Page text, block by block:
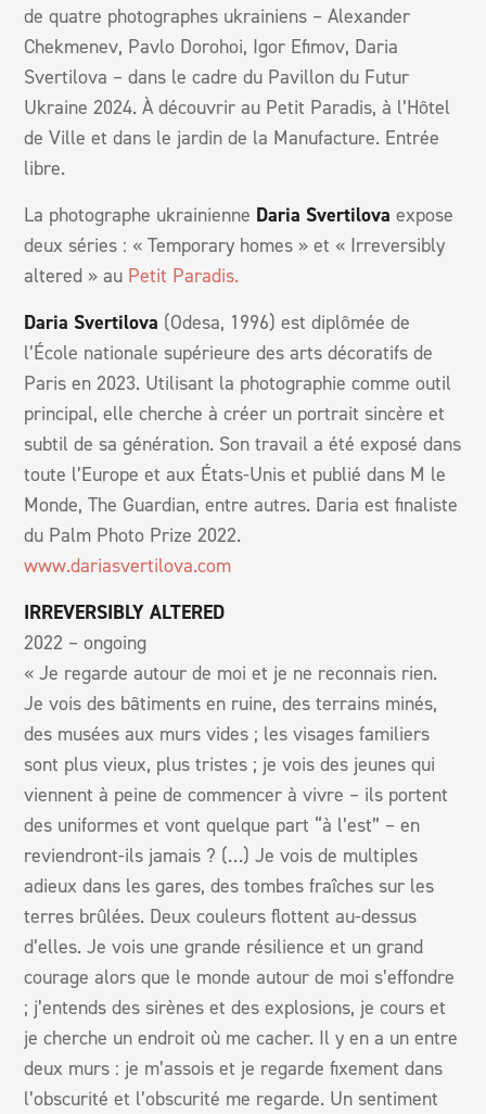
de quatre photographes ukrainiens – Alexander
Chekmenev, Pavlo Dorohoi, Igor Efimov, Daria
Svertilova – dans le cadre du Pavillon du Futur
Ukraine 2024. À découvrir au Petit Paradis, à l’Hôtel
de Ville et dans le jardin de la Manufacture. Entrée
libre.
La photographe ukrainienne Daria Svertilova expose
deux séries : « Temporary homes » et « Irreversibly
altered » au Petit Paradis.
Daria Svertilova (Odesa, 1996) est diplômée de
l’École nationale supérieure des arts décoratifs de
Paris en 2023. Utilisant la photographie comme outil
principal, elle cherche à créer un portrait sincère et
subtil de sa génération. Son travail a été exposé dans
toute l’Europe et aux États-Unis et publié dans M le
Monde, The Guardian, entre autres. Daria est finaliste
du Palm Photo Prize 2022.
www.dariasvertilova.com
IRREVERSIBLY ALTERED
2022 – ongoing
« Je regarde autour de moi et je ne reconnais rien.
Je vois des bâtiments en ruine, des terrains minés,
des musées aux murs vides ; les visages familiers
sont plus vieux, plus tristes ; je vois des jeunes qui
viennent à peine de commencer à vivre – ils portent
des uniformes et vont quelque part “à l’est” – en
reviendront-ils jamais ? (…) Je vois de multiples
adieux dans les gares, des tombes fraîches sur les
terres brûlées. Deux couleurs flottent au-dessus
d’elles. Je vois une grande résilience et un grand
courage alors que le monde autour de moi s’effondre
; j’entends des sirènes et des explosions, je cours et
je cherche un endroit où me cacher. Il y en a un entre
deux murs : je m’assois et je regarde fixement dans
l’obscurité et l’obscurité me regarde. Un sentiment